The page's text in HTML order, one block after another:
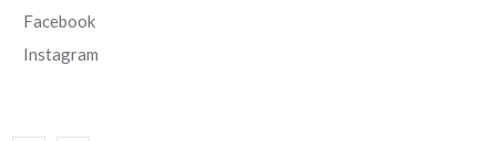
Facebook
Instagram